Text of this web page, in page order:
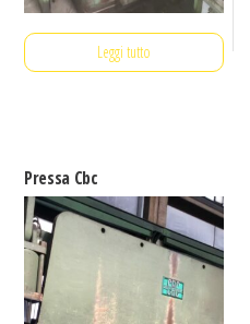
Leggi tutto
Pressa Cbc